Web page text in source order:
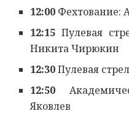
12:00 Фехтование:
12:15 Пулевая
Никита Чирюкин
12:30Пулевая
12:50
Яковлев